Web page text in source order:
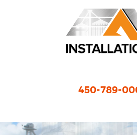
450-789-